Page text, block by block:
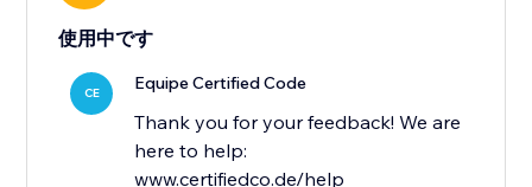
使用中です
CE Equipe Certified Code
Thank you for your feedback! We are
here to help:
www.certifiedco.de/help